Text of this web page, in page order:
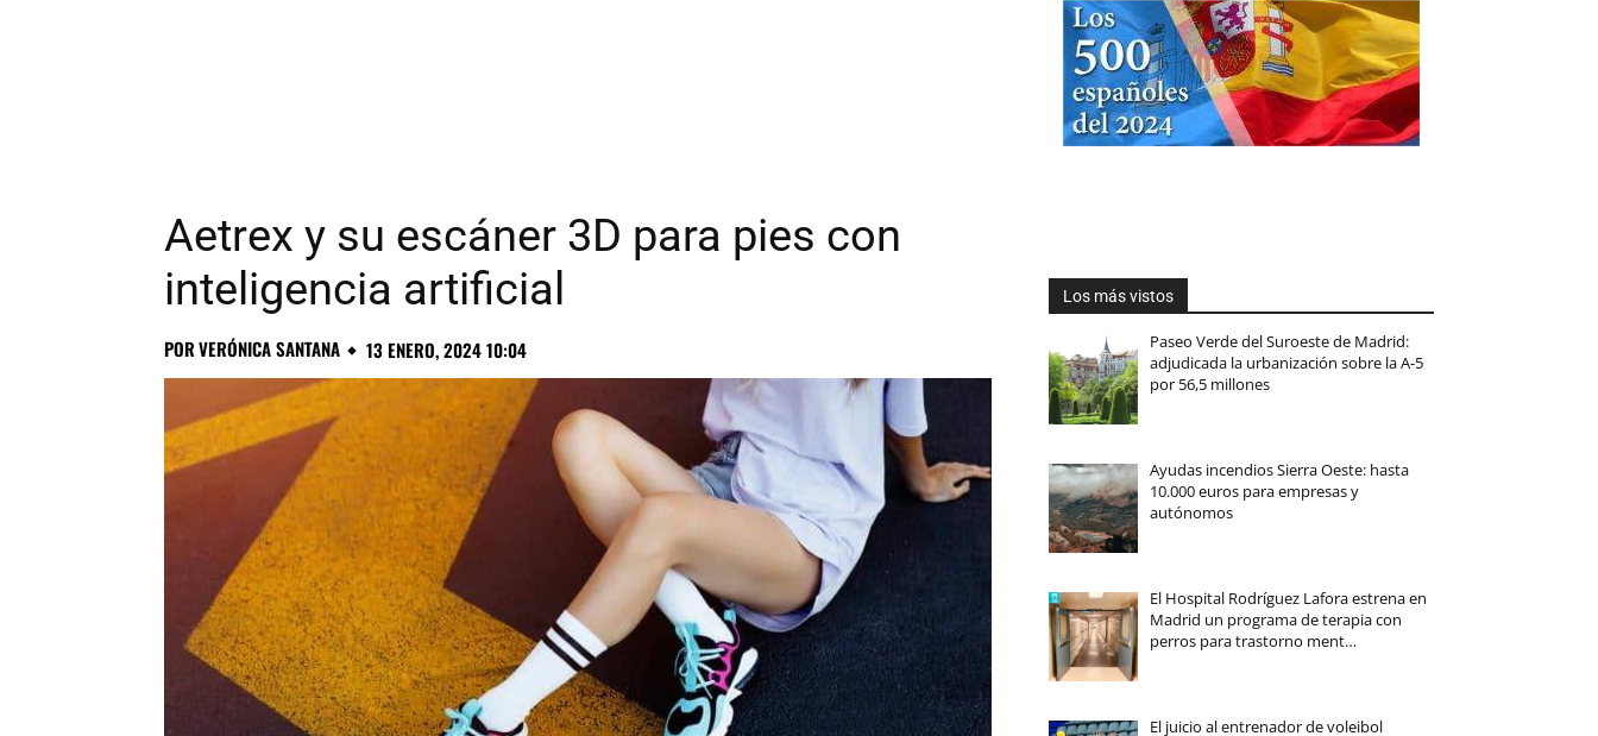
Aetrex y su escáner 3D para pies con
inteligencia artificial
PORVERÓNICA SANTANA 13 ENERO, 2024 10:04
Los más vistos
Paseo Verde del Suroeste de Madrid:
adjudicada la urbanización sobre la A-5
por 56,5 millones
Ayudas incendios Sierra Oeste: hasta
10.000 euros para empresas y
autónomos
El Hospital Rodríguez Lafora estrena en
Madrid un programa de terapia con
perros para trastorno ment…
El juicio al entrenador de voleibol